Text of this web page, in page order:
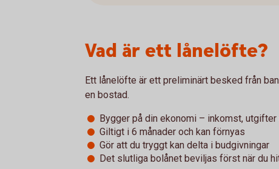
Vad är ett lånelöfte?
Ett lånelöfte är ett preliminärt besked från
en bostad.
Bygger på din ekonomi – inkomst,
Giltigt i 6 månader och kan förnyas
Gör att du tryggt kan delta i budgivningar
Det slutliga bolånet beviljas först när du